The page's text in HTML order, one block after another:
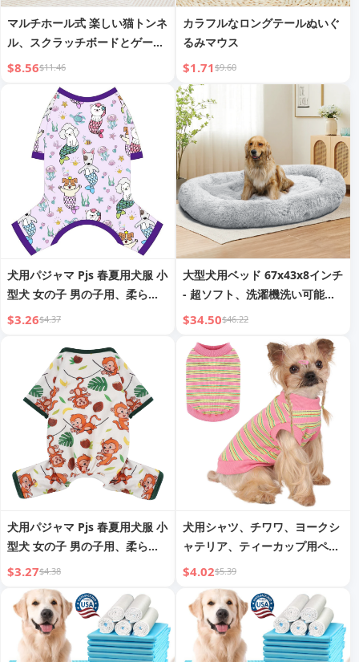
マルチホール式 楽しい猫トンネ
ル、スクラッチボードとゲーム
ポンポン付き 猫トンネルハウ
ッチハウス、自己改善 ドリルホ
ールティーザー、多頭飼いファ
ミリーの必需品
$8.56$11.46
カラフルなロングテールぬいぐ
るみマウス
$1.71$9.60
犬用パジャマ Pjs 春夏用犬服 小
型犬 女の子 男の子用、柔らか
く伸縮性のあるチワワ ヨークシ
ンパース 猫 ペット用パジャ
マ、マーメイド
$3.26$4.37
大型犬用ベッド 67x43x8インチ
- 超ソフト、洗濯機洗い可能＆
持ち運び可能（ハンドル付
$34.50$46.22
犬用パジャマ Pjs 春夏用犬服 小
型犬 女の子 男の子用、柔らか
く伸縮性のあるチワワ ヨークシ
ャーテリア 子犬用服、ドギーロ
ンパース 猫 ペット用パジャ
マ、ブラウンモンキー
$3.27$4.38
犬用シャツ、チワワ、ヨークシ
ャテリア、ティーカップ用ペッ
ト服 ストライプ柄、小型犬用タ
ンクトップ ベスト、通気性コッ
トン製子犬Tシャツ、猫用コス
チューム
$4.02$5.39